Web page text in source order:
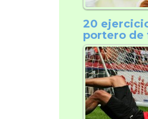
20
portero de